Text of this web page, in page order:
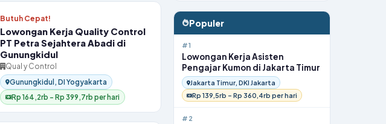
Butuh Cepat!
Lowongan Kerja Quality Control
PT Petra Sejahtera Abadi di
Gunungkidul
Qual y Control
Gunungkidul, DI Yogyakarta
Rp 164,2rb – Rp 399,7rb per hari
Populer
#1
Lowongan Kerja Asisten
Pengajar Kumon di Jakarta Timur
Jakarta Timur, DKI Jakarta
Rp 139,5rb – Rp 360,4rb per hari
#2